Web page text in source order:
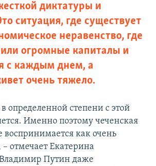
диктатуры и
ситуация, где существует
неравенство, где
огромные капиталы и
с каждым днем, а
очень тяжело.
определенной степени с этой
Именно поэтому чеченская
воспринимается как очень
отмечает Екатерина
Путин даже